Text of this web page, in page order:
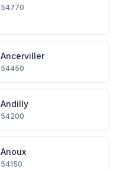
54770
Ancerviller
54450
Andilly
54200
Anoux
54150